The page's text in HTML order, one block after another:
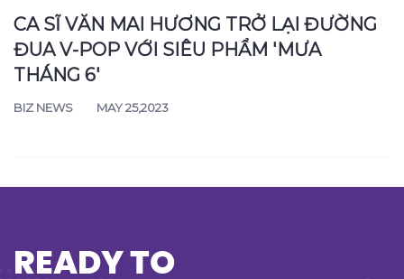
CA SĨ VĂN MAI HƯƠNG TRỞ LẠI ĐƯỜNG
ĐUA V-POP VỚI SIÊU PHẨM 'MƯA
THÁNG 6'
BIZ NEWS MAY 25,2023
READY TO